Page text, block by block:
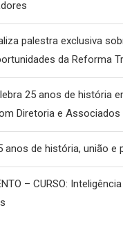
palestra exclusiva
da Reforma
25 anos de história
Diretoria e Associados
anos de história, união e
– CURSO: